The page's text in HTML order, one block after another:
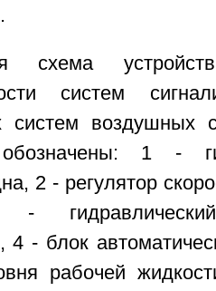
схема
систем
систем воздушных
1 -
2 - регулятор
-
4 - блок
рабочей